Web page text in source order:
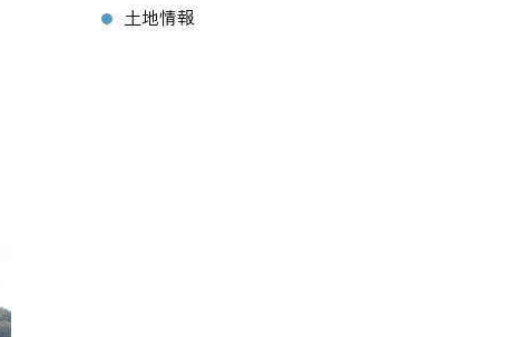
土地情報